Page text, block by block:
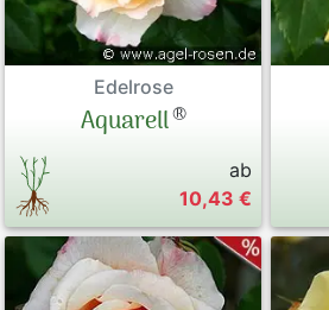
Edelrose
Aquarell®
ab
10,43 €